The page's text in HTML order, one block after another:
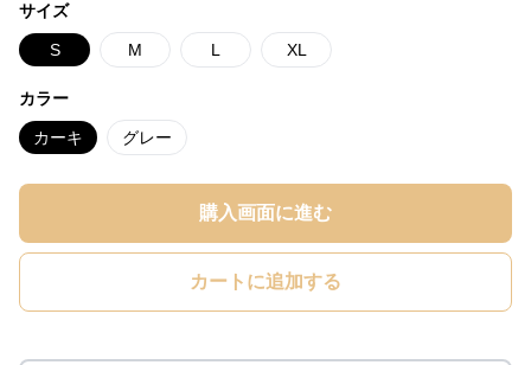
サイズ
S M L XL
カラー
カーキ グレー
購入画面に進む
カートに追加する